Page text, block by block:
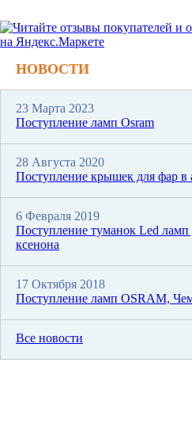
НОВОСТИ
23 Марта 2023
Поступление ламп Osram
28 Августа 2020
Поступление крышек для фар в
6 Февраля 2019
Поступление туманок Led
ксенона
17 Октября 2018
Поступление ламп OSRAM,
Все новости